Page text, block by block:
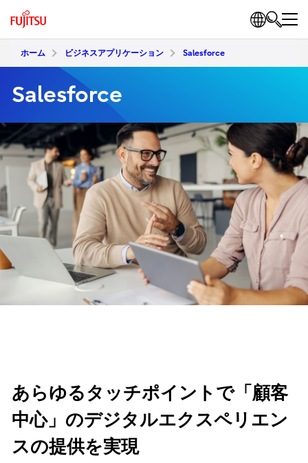
ホーム ビジネスアプリケーション Salesforce
Salesforce
あらゆるタッチポイントで「顧客
中心」のデジタルエクスペリエン
スの提供を実現